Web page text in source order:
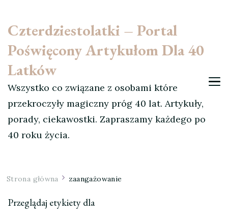
Czterdziestolatki – Portal
Poświęcony Artykułom Dla 40
Latków
Wszystko co związane z osobami które
przekroczyły magiczny próg 40 lat. Artykuły,
porady, ciekawostki. Zapraszamy każdego po
40 roku życia.
Strona główna zaangażowanie
Przeglądaj etykiety dla